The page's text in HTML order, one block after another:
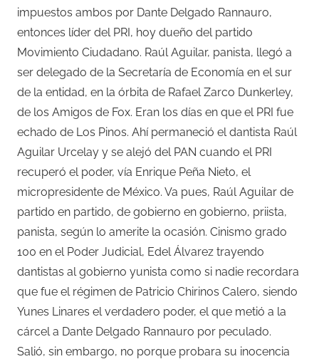
impuestos ambos por Dante Delgado Rannauro,
entonces líder del PRI, hoy dueño del partido
Movimiento Ciudadano. Raúl Aguilar, panista, llegó a
ser delegado de la Secretaría de Economía en el sur
de la entidad, en la órbita de Rafael Zarco Dunkerley,
de los Amigos de Fox. Eran los días en que el PRI fue
echado de Los Pinos. Ahí permaneció el dantista Raúl
Aguilar Urcelay y se alejó del PAN cuando el PRI
recuperó el poder, vía Enrique Peña Nieto, el
micropresidente de México. Va pues, Raúl Aguilar de
partido en partido, de gobierno en gobierno, priista,
panista, según lo amerite la ocasión. Cinismo grado
100 en el Poder Judicial, Edel Álvarez trayendo
dantistas al gobierno yunista como si nadie recordara
que fue el régimen de Patricio Chirinos Calero, siendo
Yunes Linares el verdadero poder, el que metió a la
cárcel a Dante Delgado Rannauro por peculado.
Salió, sin embargo, no porque probara su inocencia